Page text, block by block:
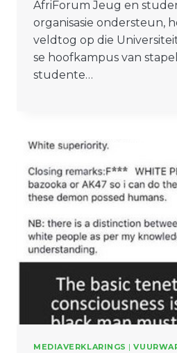
AfriForum Jeug en
organisasie ondersteun,
veldtog op die
se hoofkampus van
studente…
MEDIAVERKLARINGS |